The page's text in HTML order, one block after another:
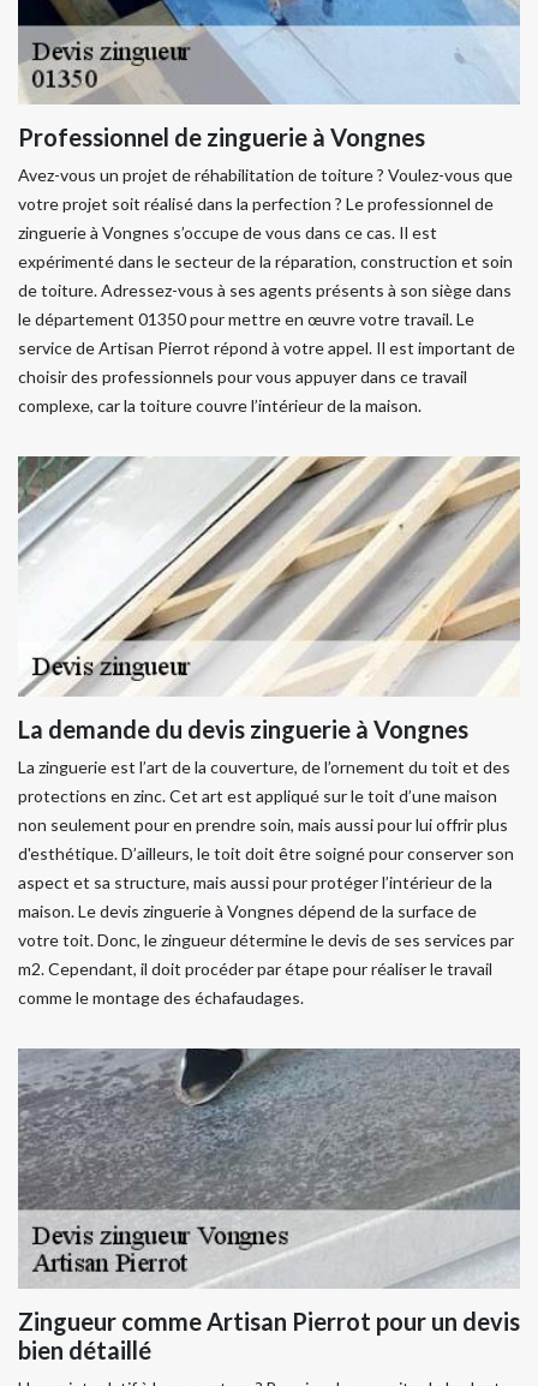
Professionnel de zinguerie à Vongnes
Avez-vous un projet de réhabilitation de toiture ? Voulez-vous que
votre projet soit réalisé dans la perfection ? Le professionnel de
zinguerie à Vongnes s’occupe de vous dans ce cas. Il est
expérimenté dans le secteur de la réparation, construction et soin
de toiture. Adressez-vous à ses agents présents à son siège dans
le département 01350 pour mettre en œuvre votre travail. Le
service de Artisan Pierrot répond à votre appel. Il est important de
choisir des professionnels pour vous appuyer dans ce travail
complexe, car la toiture couvre l’intérieur de la maison.
La demande du devis zinguerie à Vongnes
La zinguerie est l’art de la couverture, de l’ornement du toit et des
protections en zinc. Cet art est appliqué sur le toit d’une maison
non seulement pour en prendre soin, mais aussi pour lui offrir plus
d'esthétique. D’ailleurs, le toit doit être soigné pour conserver son
aspect et sa structure, mais aussi pour protéger l’intérieur de la
maison. Le devis zinguerie à Vongnes dépend de la surface de
votre toit. Donc, le zingueur détermine le devis de ses services par
m2. Cependant, il doit procéder par étape pour réaliser le travail
comme le montage des échafaudages.
Zingueur comme Artisan Pierrot pour un devis
bien détaillé